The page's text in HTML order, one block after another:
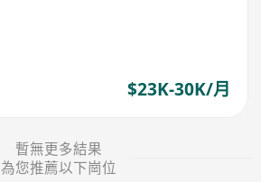
$23K-30K/月
暫無更多結果
為您推薦以下崗位